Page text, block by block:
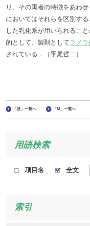
り、その両者の特徴をあわ
においてはそれらを区別す
した乳化系が用いられること
的として、製剤としてラメラ
されている．（平尾哲二）
「ほ」一覧へ 「M」一覧へ
用語検索
項目名 全文
索引